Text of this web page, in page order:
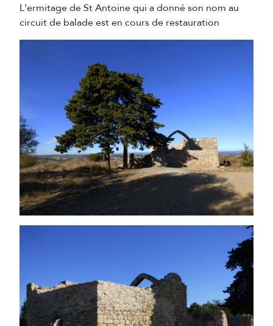
L'ermitage de St Antoine qui a donné son nom au
circuit de balade est en cours de restauration